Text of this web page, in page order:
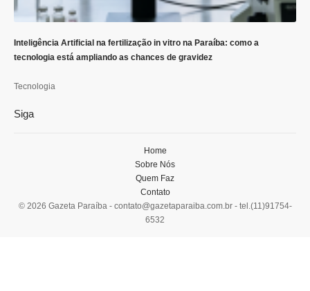
Inteligência Artificial na fertilização in vitro na Paraíba: como a
tecnologia está ampliando as chances de gravidez
Tecnologia
Siga
© 2026 Gazeta Paraíba - contato@gazetaparaiba.com.br- tel.(11)91754-
6532
Home
Sobre Nós
Quem Faz
Contato